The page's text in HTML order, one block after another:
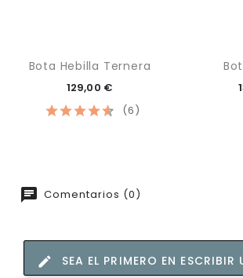
(6)
Bota Hebilla Ternera
129,00 €
Comentarios (0)
SEA EL PRIMERO EN ESCRIBIR